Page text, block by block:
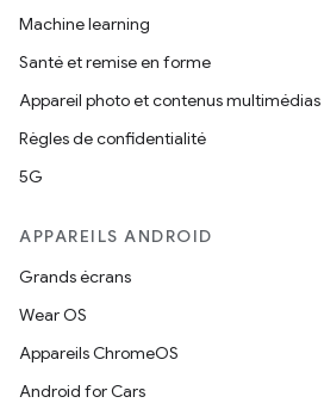
Machine learning
Santé et remise en forme
Appareil photo et contenus multimédias
Règles de confidentialité
5G
APPAREILS ANDROID
Grands écrans
Wear OS
Appareils ChromeOS
Android for Cars